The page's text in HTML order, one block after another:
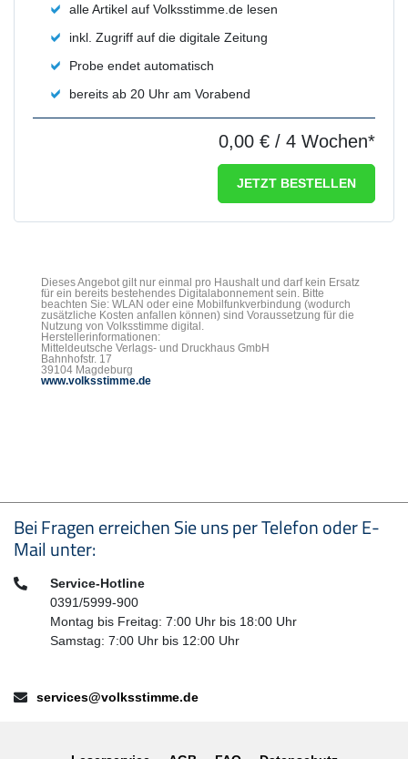
alle Artikel auf Volksstimme.de lesen
inkl. Zugriff auf die digitale Zeitung
Probe endet automatisch
bereits ab 20 Uhr am Vorabend
0,00 € / 4 Wochen*
JETZT BESTELLEN
Dieses Angebot gilt nur einmal pro Haushalt und darf kein Ersatz
für ein bereits bestehendes Digitalabonnement sein. Bitte
beachten Sie: WLAN oder eine Mobilfunkverbindung (wodurch
zusätzliche Kosten anfallen können) sind Voraussetzung für die
Nutzung von Volksstimme digital.
Herstellerinformationen:
Mitteldeutsche Verlags- und Druckhaus GmbH
Bahnhofstr. 17
39104 Magdeburg
www.volksstimme.de
Seitenfußbereich
Bei Fragen erreichen Sie uns per Telefon oder E-
Mail unter:
Telefon:Service-Hotline
0391/5999-900
Montag bis Freitag: 7:00 Uhr bis 18:00 Uhr
Samstag: 7:00 Uhr bis 12:00 Uhr
E-Mail:services@volksstimme.de